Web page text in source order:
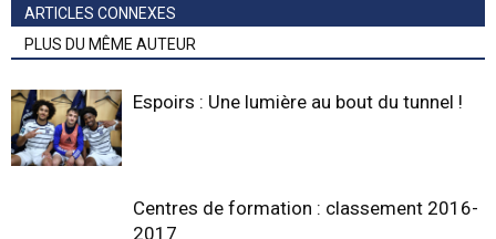
ARTICLES CONNEXES
PLUS DU MÊME AUTEUR
Espoirs : Une lumière au bout du tunnel !
Centres de formation : classement 2016-
2017